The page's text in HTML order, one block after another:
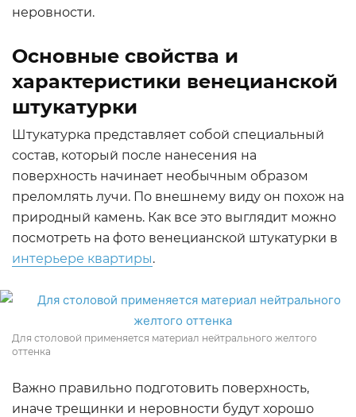
неровности.
Основные свойства и
характеристики венецианской
штукатурки
Штукатурка представляет собой специальный
состав, который после нанесения на
поверхность начинает необычным образом
преломлять лучи. По внешнему виду он похож на
природный камень. Как все это выглядит можно
посмотреть на фото венецианской штукатурки в
интерьере квартиры.
Для столовой применяется материал нейтрального желтого
оттенка
Важно правильно подготовить поверхность,
иначе трещинки и неровности будут хорошо